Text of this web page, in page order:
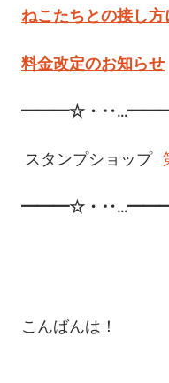
ねこたちとの接し
料金改定のお知らせ
━━━☆・
━━━☆・
こんばんは！